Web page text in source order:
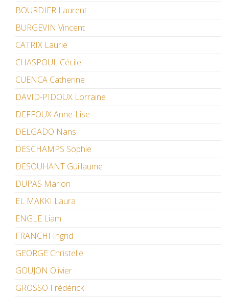
BOURDIER Laurent
BURGEVIN Vincent
CATRIX Laurie
CHASPOUL Cécile
CUENCA Catherine
DAVID-PIDOUX Lorraine
DEFFOUX Anne-Lise
DELGADO Nans
DESCHAMPS Sophie
DESOUHANT Guillaume
DUPAS Marion
EL MAKKI Laura
ENGLE Liam
FRANCHI Ingrid
GEORGE Christelle
GOUJON Olivier
GROSSO Frédérick